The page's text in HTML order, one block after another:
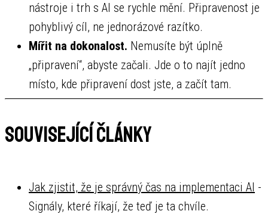
nástroje i trh s AI se rychle mění. Připravenost je
pohyblivý cíl, ne jednorázové razítko.
Mířit na dokonalost. Nemusíte být úplně
„připravení“, abyste začali. Jde o to najít jedno
místo, kde připravení dost jste, a začít tam.
Související články
Jak zjistit, že je správný čas na implementaci AI -
Signály, které říkají, že teď je ta chvíle.